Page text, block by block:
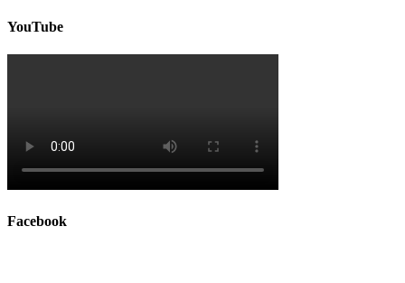
YouTube
Facebook